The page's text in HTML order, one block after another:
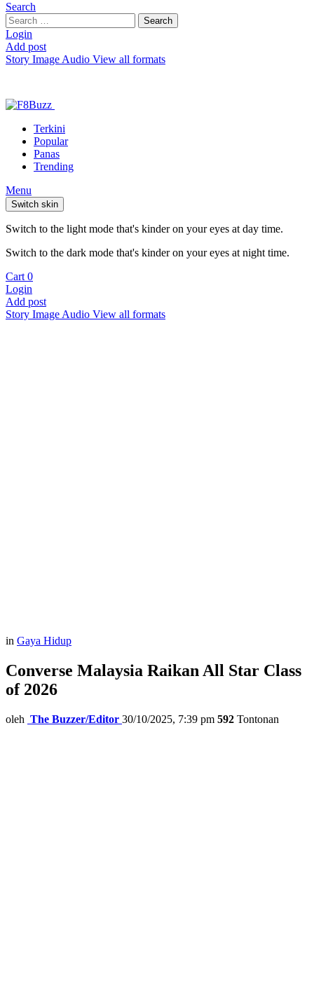
Search
Search
for:
Search
Login
Add post
Story Image Audio View all formats
Terkini
Popular
Panas
Trending
Menu
Switch skin
Switch to the light mode that's kinder on your eyes at day time.
Switch to the dark mode that's kinder on your eyes at night time.
Cart 0
Login
Add post
Story Image Audio View all formats
in Gaya Hidup
Converse Malaysia Raikan All Star Class
of 2026
oleh The Buzzer/Editor 30/10/2025, 7:39 pm 592 Tontonan